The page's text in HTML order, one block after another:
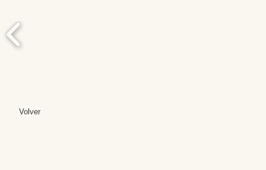
Volver